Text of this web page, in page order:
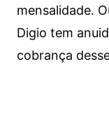
mensalidade.
Digio tem
cobrança